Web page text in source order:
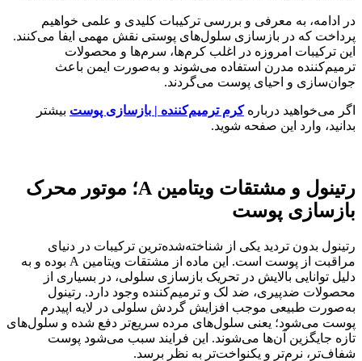
در ادامه، به معرفی و بررسی ترکیبات کلیدی و علمی خواهیم
پرداخت که در بازسازی سلول‌های پوستی نقش مهمی ایفا می‌کنند.
این ترکیبات امروزه در اغلب کرم‌ها، سرم‌ها و محصولات
ترمیم‌کننده مدرن استفاده می‌شوند و به‌صورت ایمن باعث
جوان‌سازی و احیای پوست می‌گردند.
اگر می‌خواهید دربارهکرم ترمیم‌کننده | بازسازی پوست بیشتر
بدانید، وارد این صفحه شوید.
رتینول و مشتقات ویتامین A؛ موتور محرک
بازسازی پوست
رتینول بدون تردید یکی از شناخته‌شده‌ترین ترکیبات در دنیای
مراقبت از پوست است. این ماده از مشتقات ویتامین A بوده و به
دلیل توانایی بالایش در تحریک بازسازی سلولی، در بسیاری از
محصولات ضدپیری، ضد لک و ترمیم‌کننده وجود دارد. رتینول
به‌صورت طبیعی موجب افزایش گردش سلولی در لایه اپیدرم
پوست می‌شود؛ یعنی سلول‌های مرده سریع‌تر دفع شده و سلول‌های
تازه جایگزین آن‌ها می‌شوند. این فرایند سبب می‌شود پوست
شفاف‌تر، نرم‌تر و یکنواخت‌تر به نظر برسد.